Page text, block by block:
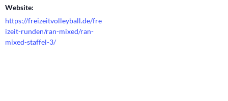
Website:
https://freizeitvolleyball.de/fre
izeit-runden/ran-mixed/ran-
mixed-staffel-3/